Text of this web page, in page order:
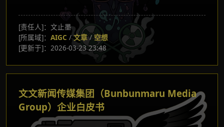
[责任人]：文止墨
[所属域]： AIGC /文章/空想
[更新于]：2026-03-23 23:48
文文新闻传媒集团（Bunbunmaru Media
Group）企业白皮书